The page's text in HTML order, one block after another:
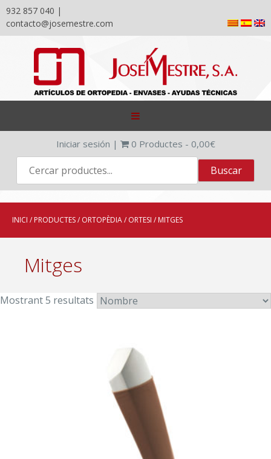
932 857 040 |
contacto@josemestre.com
content
Iniciar sesión | 0 Productes - 0,00€
INICI / PRODUCTES/ ORTOPÈDIA/ ORTESI / MITGES
Mitges
Mostrant 5 resultats